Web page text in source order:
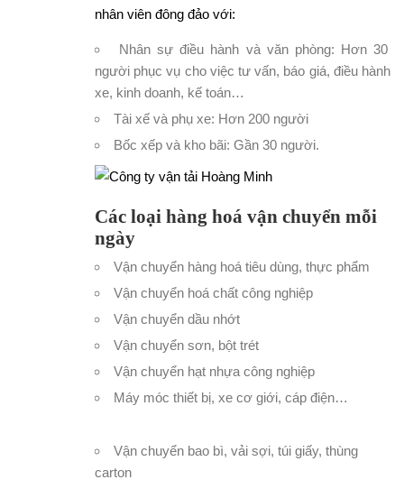
nhân viên đông đảo với:
Nhân sự điều hành và văn phòng: Hơn 30
người phục vụ cho việc tư vấn, báo giá, điều hành
xe, kinh doanh, kế toán…
Tài xế và phụ xe: Hơn 200 người
Bốc xếp và kho bãi: Gần 30 người.
Các loại hàng hoá vận chuyển mỗi
ngày
Vận chuyển hàng hoá tiêu dùng, thực phẩm
Vận chuyển hoá chất công nghiệp
Vận chuyển dầu nhớt
Vận chuyển sơn, bột trét
Vận chuyển hạt nhựa công nghiệp
Máy móc thiết bị, xe cơ giới, cáp điện…
Vận chuyển bao bì, vải sợi, túi giấy, thùng
carton